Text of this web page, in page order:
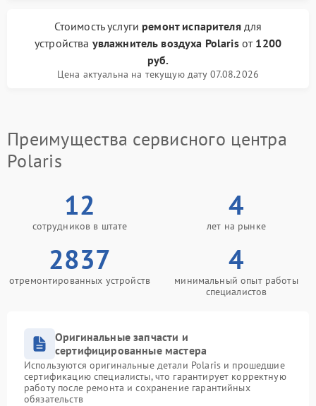
Стоимость услуги ремонт испарителядля
устройства увлажнитель воздуха Polarisот 1200
руб.
Цена актуальна на текущую дату 07.08.2026
Преимущества сервисного центра
Polaris
12
сотрудников в штате
4
лет на рынке
2837
отремонтированных устройств
4
минимальный опыт работы
специалистов
Оригинальные запчасти и
сертифицированные мастера
Используются оригинальные детали Polaris и прошедшие
сертификацию специалисты, что гарантирует корректную
работу после ремонта и сохранение гарантийных
обязательств